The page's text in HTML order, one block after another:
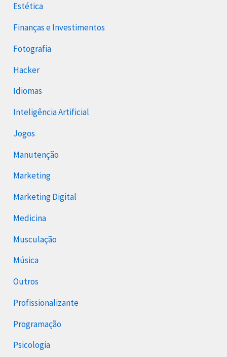
Estética
Finanças e Investimentos
Fotografia
Hacker
Idiomas
Inteligência Artificial
Jogos
Manutenção
Marketing
Marketing Digital
Medicina
Musculação
Música
Outros
Profissionalizante
Programação
Psicologia